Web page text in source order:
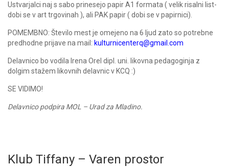
Ustvarjalci naj s sabo prinesejo papir A1 formata ( velik risalni list-
dobi se v art trgovinah ), ali PAK papir ( dobi se v papirnici).
POMEMBNO: Število mest je omejeno na 6 ljud zato so potrebne
predhodne prijave na mail: kulturnicenterq@gmail.com
Delavnico bo vodila Irena Orel dipl. uni. likovna pedagoginja z
dolgim stažem likovnih delavnic v KCQ :)
SE VIDIMO!
Delavnico podpira MOL – Urad za Mladino.
Klub Tiffany – Varen prostor